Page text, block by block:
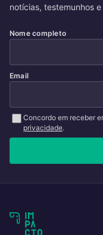
notícias, testemunhos
Nome completo
Email
Concordo em receber
privacidade.